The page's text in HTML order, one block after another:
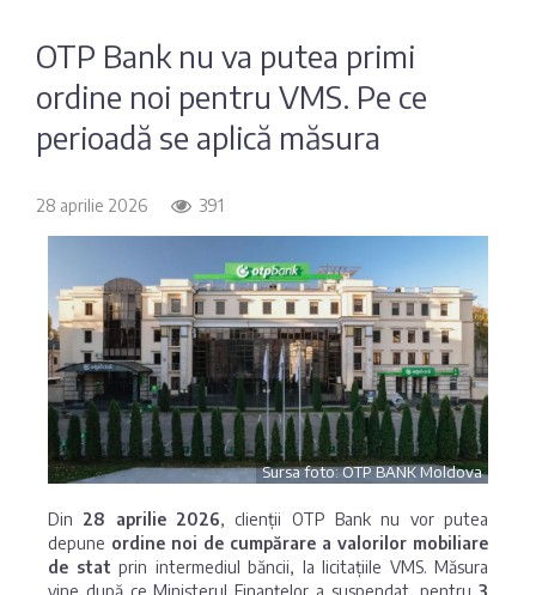
Maib
Moldindconbank
OTP Bank
ProCredit Bank
Victoriabank
OTP Bank nu va putea primi
ordine noi pentru VMS. Pe ce
perioadă se aplică măsura
28 aprilie 2026 391
Sursa foto: OTP BANK Moldova
Din 28 aprilie 2026, clienții OTP Bank nu vor putea
depune ordine noi de cumpărare a valorilor mobiliare
de stat prin intermediul băncii, la licitațiile VMS. Măsura
vine după ce Ministerul Finanțelor a suspendat, pentru 3